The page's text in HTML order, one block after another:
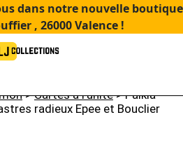
dans notre nouvelle boutique
, 26000 Valence !
>Cartes à l'unité> Palkia
radieux Epee et Bouclier